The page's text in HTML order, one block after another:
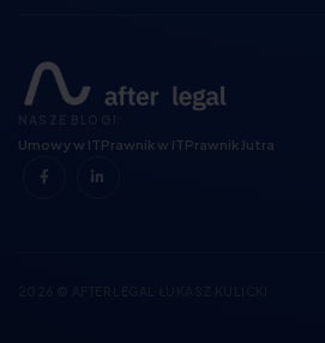
Umowy w ITPrawnik w ITPrawnik Jutra